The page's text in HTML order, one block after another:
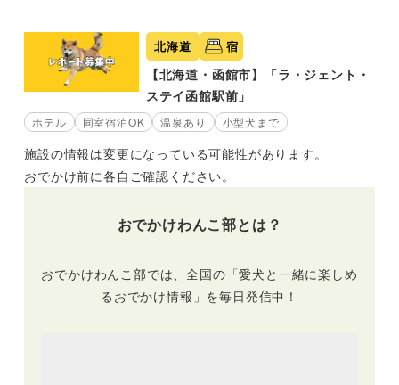
北海道 宿
【北海道・函館市】「ラ・ジェント・
ステイ函館駅前」
ホテル 同室宿泊OK 温泉あり 小型犬まで
施設の情報は変更になっている可能性があります。
おでかけ前に各自ご確認ください。
おでかけわんこ部とは？
おでかけわんこ部では、全国の「愛犬と一緒に楽しめ
るおでかけ情報」を毎日発信中！